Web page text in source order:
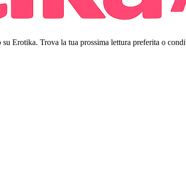
Erotika. Trova la tua prossima lettura preferita o